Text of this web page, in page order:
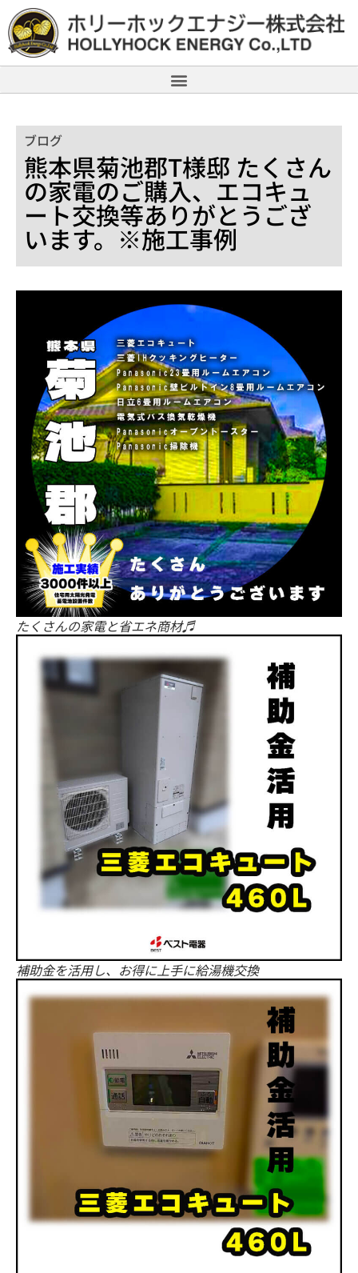
ブログ
熊本県菊池郡T様邸 たくさん
の家電のご購入、エコキュ
ート交換等ありがとうござ
います。※施工事例
たくさんの家電と省エネ商材♬
補助金を活用し、お得に上手に給湯機交換